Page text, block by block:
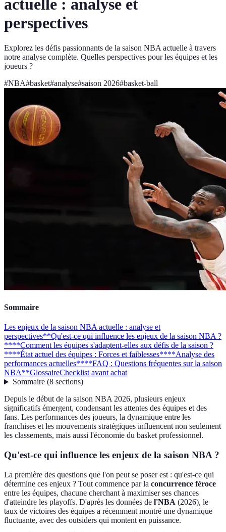
actuelle : analyse et
perspectives
Explorez les défis passionnants de la saison NBA actuelle à travers
notre analyse complète. Quelles perspectives pour les équipes et les
joueurs ?
#NBA#basket#analyse#saison 2026#basket-ball
Sommaire
Les enjeux de la saison NBA actuelle : analyse et
perspectives**Qu'est-ce qui influence les enjeux de la saison NBA ?
****Comment les équipes s'adaptent-elles aux défis de la saison ?
****État actuel des équipes : Forces et faiblesses****Analyse des
performances actuelles****FAQ : Questions fréquentes sur la saison
NBA**GlossaireChecklist avant achat
Sommaire(8 sections)
Depuis le début de la saison NBA 2026, plusieurs enjeux
significatifs émergent, condensant les attentes des équipes et des
fans. Les performances des joueurs, la dynamique entre les
franchises et les mouvements stratégiques influencent non seulement
les classements, mais aussi l'économie du basket professionnel.
Qu'est-ce qui influence les enjeux de la saison NBA ?
La première des questions que l'on peut se poser est : qu'est-ce qui
détermine ces enjeux ? Tout commence par la concurrence féroce
entre les équipes, chacune cherchant à maximiser ses chances
d'atteindre les playoffs. D'après les données de l'NBA (2026), le
taux de victoires des équipes a récemment montré une dynamique
fluctuante, avec des outsiders qui montent en puissance.